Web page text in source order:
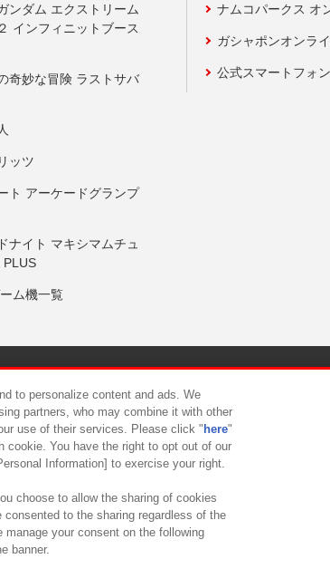
ンダム エクストリーム
インフィニットブース
奇妙な冒険 ラストサバ
ッツ
ト アーケードグランプ
ナイト マキシマムチュ
PLUS
ム機一覧
ナムコパークス オ
ガシャポンオンラ
公式スマートフォ
いて カスタマーハラスメント対応方針
to personalize content and ads. We
partners, who may combine it with other
use of their services. Please click " here"
cookie. You have the right to opt out of our
Information] to exercise your right.
choose to allow the sharing of cookies
to the sharing regardless of the
your consent on the following
banner.